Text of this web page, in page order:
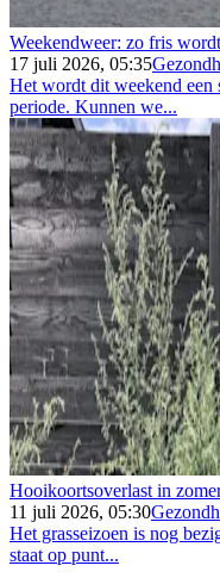
Weekendweer: zo fris
17 juli 2026, 05:35
Het wordt dit weekend een
periode. Kunnen we...
Hooikoortsoverlast in
11 juli 2026, 05:30
Het grasseizoen is nog
staat op punt...